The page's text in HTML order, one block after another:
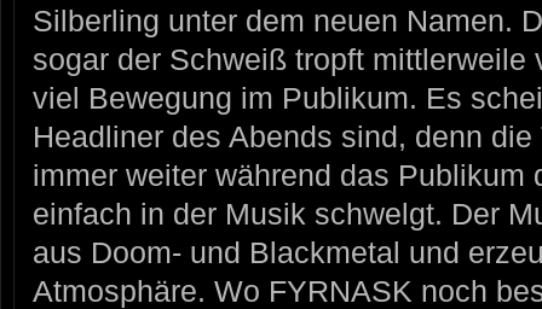
Silberling unter dem neuen Namen.
sogar der Schweiß tropft mittlerweile
viel Bewegung im Publikum. Es
Headliner des Abends sind, denn
immer weiter während das Publikum
einfach in der Musik schwelgt. Der
aus Doom- und Blackmetal und
Atmosphäre. Wo FYRNASK noch